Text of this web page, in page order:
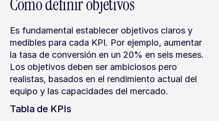
Cómo definir objetivos
Es fundamental establecer objetivos claros y
medibles para cada KPI. Por ejemplo, aumentar
la tasa de conversión en un 20% en seis meses.
Los objetivos deben ser ambiciosos pero
realistas, basados en el rendimiento actual del
equipo y las capacidades del mercado.
Tabla de KPIs